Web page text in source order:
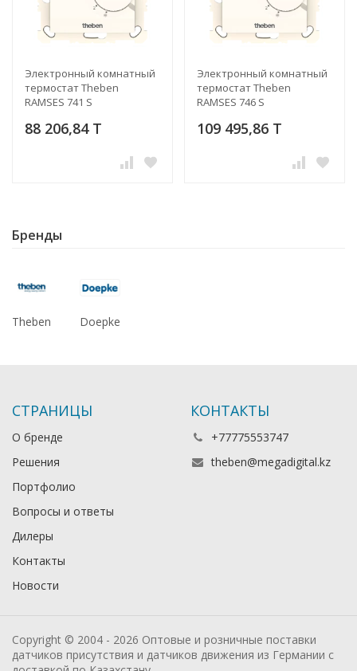
Электронный комнатный
термостат Theben
RAMSES 741 S
88 206,84 T
Электронный комнатный
термостат Theben
RAMSES 746 S
109 495,86 T
Бренды
Theben Doepke
СТРАНИЦЫ
О бренде
Решения
Портфолио
Вопросы и ответы
Дилеры
Контакты
Новости
КОНТАКТЫ
+77775553747
theben@megadigital.kz
Copyright © 2004 - 2026 Оптовые и розничные поставки
датчиков присутствия и датчиков движения из Германии с